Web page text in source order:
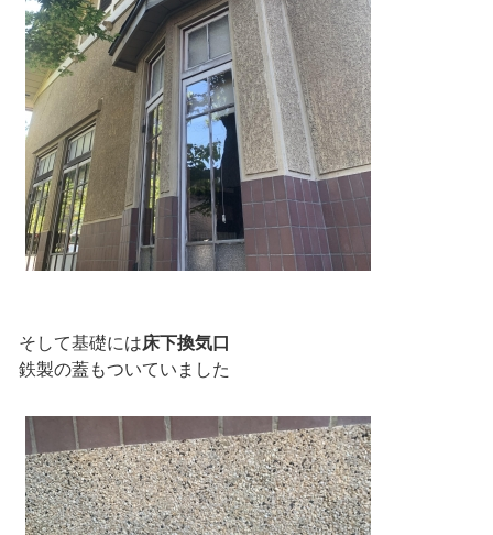
そして基礎には床下換気口
鉄製の蓋もついていました